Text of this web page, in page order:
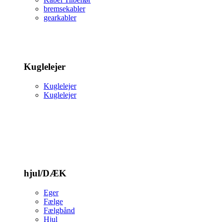
bremsekabler
gearkabler
Kuglelejer
Kuglelejer
Kuglelejer
hjul/DÆK
Eger
Fælge
Fælgbånd
Hjul